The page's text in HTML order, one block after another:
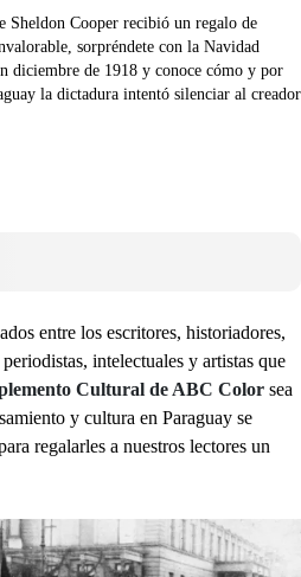
Sheldon Cooper recibió un regalo de
sorpréndete con la Navidad
diciembre de 1918 y conoce cómo y por
la dictadura intentó silenciar al creador
entre los escritores, historiadores,
intelectuales y artistas que
Cultural de ABC Color sea
y cultura en Paraguay se
regalarles a nuestros lectores un